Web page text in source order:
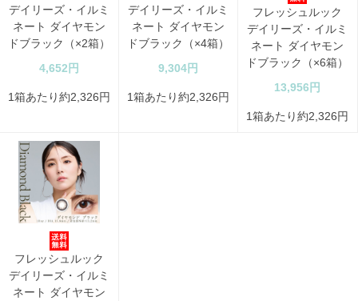
デイリーズ・イルミ
ネート ダイヤモン
ドブラック（×2箱）
4,652円
1箱あたり約2,326円
デイリーズ・イルミ
ネート ダイヤモン
ドブラック（×4箱）
9,304円
1箱あたり約2,326円
フレッシュルック
デイリーズ・イルミ
ネート ダイヤモン
ドブラック（×6箱）
13,956円
1箱あたり約2,326円
フレッシュルック
デイリーズ・イルミ
ネート ダイヤモン